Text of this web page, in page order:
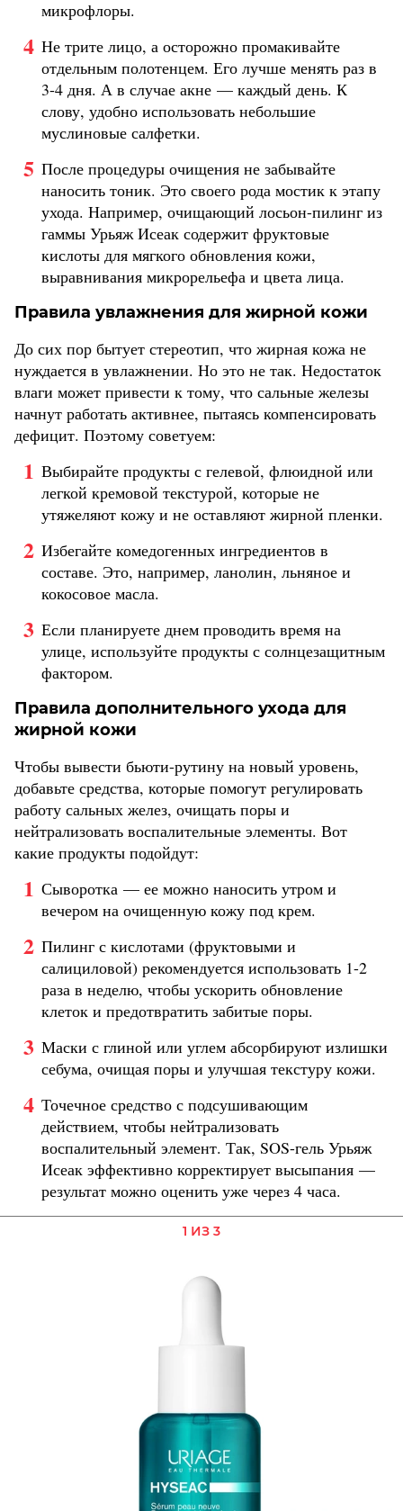
микрофлоры.
Не трите лицо, а осторожно промакивайте
отдельным полотенцем. Его лучше менять раз в
3-4 дня. А в случае акне — каждый день. К
слову, удобно использовать небольшие
муслиновые салфетки.
После процедуры очищения не забывайте
наносить тоник. Это своего рода мостик к этапу
ухода. Например, очищающий лосьон-пилинг из
гаммы Урьяж Исеак содержит фруктовые
кислоты для мягкого обновления кожи,
выравнивания микрорельефа и цвета лица.
Правила увлажнения для жирной кожи
До сих пор бытует стереотип, что жирная кожа не
нуждается в увлажнении. Но это не так. Недостаток
влаги может привести к тому, что сальные железы
начнут работать активнее, пытаясь компенсировать
дефицит. Поэтому советуем:
Выбирайте продукты с гелевой, флюидной или
легкой кремовой текстурой, которые не
утяжеляют кожу и не оставляют жирной пленки.
Избегайте комедогенных ингредиентов в
составе. Это, например, ланолин, льняное и
кокосовое масла.
Если планируете днем проводить время на
улице, используйте продукты с солнцезащитным
фактором.
Правила дополнительного ухода для
жирной кожи
Чтобы вывести бьюти-рутину на новый уровень,
добавьте средства, которые помогут регулировать
работу сальных желез, очищать поры и
нейтрализовать воспалительные элементы. Вот
какие продукты подойдут:
Сыворотка — ее можно наносить утром и
вечером на очищенную кожу под крем.
Пилинг с кислотами (фруктовыми и
салициловой) рекомендуется использовать 1-2
раза в неделю, чтобы ускорить обновление
клеток и предотвратить забитые поры.
Маски с глиной или углем абсорбируют излишки
себума, очищая поры и улучшая текстуру кожи.
Точечное средство с подсушивающим
действием, чтобы нейтрализовать
воспалительный элемент. Так, SOS-гель Урьяж
Исеак эффективно корректирует высыпания —
результат можно оценить уже через 4 часа.
1 ИЗ 3